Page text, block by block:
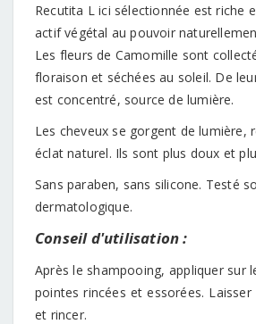
Recutita L ici sélectionnée est riche
actif végétal au pouvoir
Les fleurs de Camomille sont
floraison et séchées au soleil. De
est concentré, source de lumière.
Les cheveux se gorgent de lumière,
éclat naturel. Ils sont plus doux et
Sans paraben, sans silicone. Testé
dermatologique.
Conseil d'utilisation :
Après le shampooing, appliquer sur
pointes rincées et essorées.
et rincer.